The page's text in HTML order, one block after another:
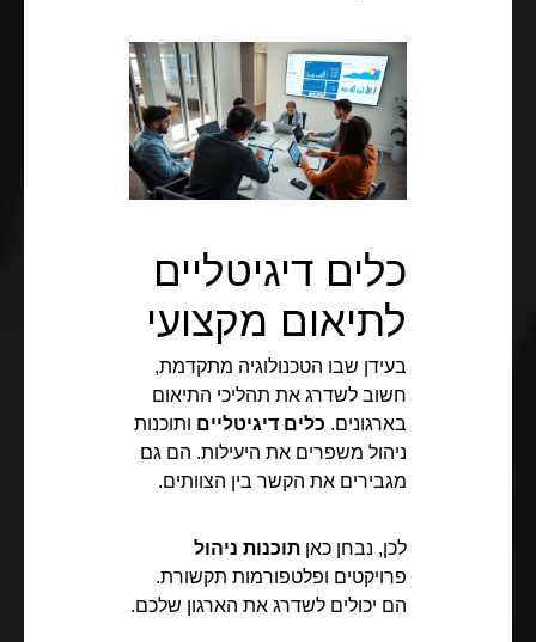
כלים דיגיטליים
לתיאום מקצועי
בעידן שבו הטכנולוגיה מתקדמת,
חשוב לשדרג את תהליכי התיאום
בארגונים. כלים דיגיטליים ותוכנות
ניהול משפרים את היעילות. הם גם
מגבירים את הקשר בין הצוותים.
לכן, נבחן כאן תוכנות ניהול
פרויקטים ופלטפורמות תקשורת.
הם יכולים לשדרג את הארגון שלכם.